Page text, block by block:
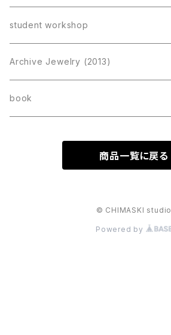
student workshop
Archive Jewelry (2013)
book
商品一覧に戻る
© CHIMASKI studio
Powered by